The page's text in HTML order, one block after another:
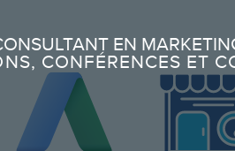
EN
CONFÉRENCES ET
À PROPOS